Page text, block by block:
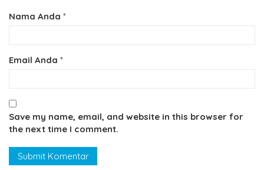
Nama Anda *
Email Anda *
Save my name, email, and website in this browser for
the next time I comment.